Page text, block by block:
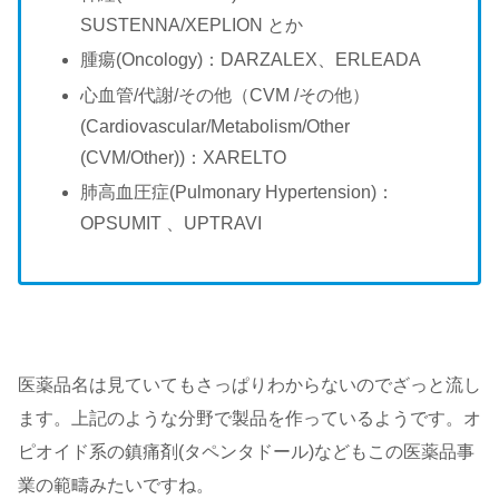
SUSTENNA/XEPLION とか
腫瘍(Oncology)：DARZALEX、ERLEADA
心血管/代謝/その他（CVM /その他）
(Cardiovascular/Metabolism/Other
(CVM/Other))：XARELTO
肺高血圧症(Pulmonary Hypertension)：
OPSUMIT 、UPTRAVI
医薬品名は見ていてもさっぱりわからないのでざっと流し
ます。上記のような分野で製品を作っているようです。オ
ピオイド系の鎮痛剤(タペンタドール)などもこの医薬品事
業の範疇みたいですね。